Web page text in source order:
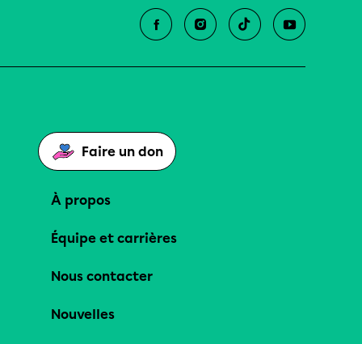
Faire un don
À propos
Équipe et carrières
Nous contacter
Nouvelles